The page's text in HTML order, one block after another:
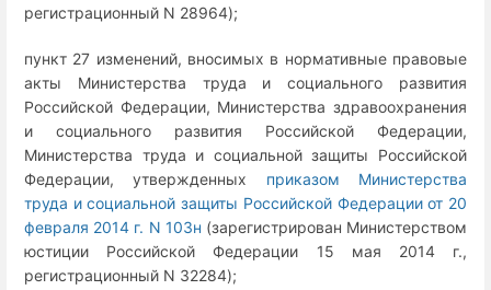
регистрационный N 28964);
пункт 27 изменений, вносимых в нормативные правовые
акты Министерства труда и социального развития
Российской Федерации, Министерства здравоохранения
и социального развития Российской Федерации,
Министерства труда и социальной защиты Российской
Федерации, утвержденных приказом Министерства
труда и социальной защиты Российской Федерации от 20
февраля 2014 г. N 103н (зарегистрирован Министерством
юстиции Российской Федерации 15 мая 2014 г.,
регистрационный N 32284);